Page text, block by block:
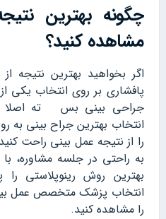
چگونه بهترین
مشاهده کنید؟
اگر بخواهید بهترین نتیجه
پافشاری بر روی انتخاب یکی
جراحی بینی بس ته اصلا
انتخاب بهترین جراح بینی به
را از نتیجه عمل بینی راحت
به راحتی در جلسه مشاوره،
بهترین روش رینوپلاستی
انتخاب پزشک متخصص عمل
را مشاهده کنید.